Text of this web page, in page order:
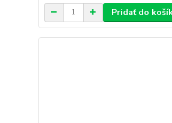
Pridať do